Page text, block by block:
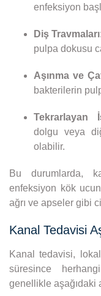
enfeksiyon
Diş
pulpa dokusu
Aşınma ve
bakterilerin
Tekrarlayan
dolgu veya
olabilir.
Bu durumlarda,
enfeksiyon kök
ağrı ve apseler gibi
Kanal Tedavisi
Kanal tedavisi,
süresince
genellikle aşağıdaki